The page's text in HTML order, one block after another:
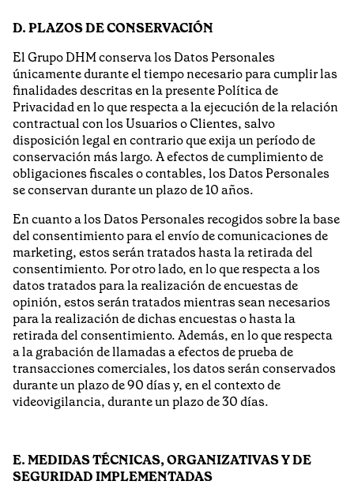
D. PLAZOS DE CONSERVACIÓN
El Grupo DHM conserva los Datos Personales
únicamente durante el tiempo necesario para cumplir las
finalidades descritas en la presente Política de
Privacidad en lo que respecta a la ejecución de la relación
contractual con los Usuarios o Clientes, salvo
disposición legal en contrario que exija un período de
conservación más largo. A efectos de cumplimiento de
obligaciones fiscales o contables, los Datos Personales
se conservan durante un plazo de 10 años.
En cuanto a los Datos Personales recogidos sobre la base
del consentimiento para el envío de comunicaciones de
marketing, estos serán tratados hasta la retirada del
consentimiento. Por otro lado, en lo que respecta a los
datos tratados para la realización de encuestas de
opinión, estos serán tratados mientras sean necesarios
para la realización de dichas encuestas o hasta la
retirada del consentimiento. Además, en lo que respecta
a la grabación de llamadas a efectos de prueba de
transacciones comerciales, los datos serán conservados
durante un plazo de 90 días y, en el contexto de
videovigilancia, durante un plazo de 30 días.
E. MEDIDAS TÉCNICAS, ORGANIZATIVAS Y DE
SEGURIDAD IMPLEMENTADAS